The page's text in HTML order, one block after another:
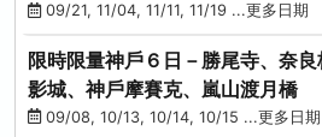
燒肉吃到飽
09/21, 11/04, 11/11, 11/19 ...更多日期
限時限量神戶６日－勝尾寺、奈
影城、神戶摩賽克、嵐山渡月橋
09/08, 10/13, 10/14, 10/15 ...更多日期